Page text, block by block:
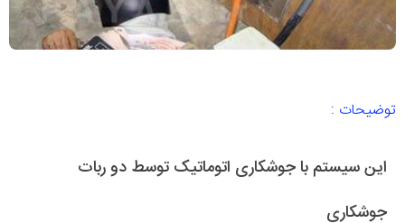
توضیحات :
این سیستم با جوشکاری اتوماتیک توسط دو ربات
جوشکاری